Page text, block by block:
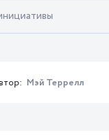
Мэй Террелл